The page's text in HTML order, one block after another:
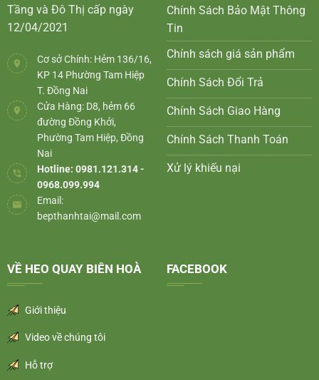
Tầng và Đô Thị cấp ngày
12/04/2021
Cơ sở Chính: Hẻm 136/16,
KP 14 Phường Tam Hiệp
T. Đồng Nai
Cửa Hàng: D8, hẻm 66
đường Đồng Khởi,
Phường Tam Hiệp, Đồng
Nai
Hotline: 0981.121.314 -
0968.099.994
Email:
bepthanhtai@mail.com
Chính Sách Bảo Mật Thông
Tin
Chính sách giá sản phẩm
Chính Sách Đổi Trả
Chính Sách Giao Hàng
Chính Sách Thanh Toán
Xử lý khiếu nại
VỀ HEO QUAY BIÊN HOÀ
Giới thiệu
Video về chúng tôi
Hỗ trợ
FACEBOOK